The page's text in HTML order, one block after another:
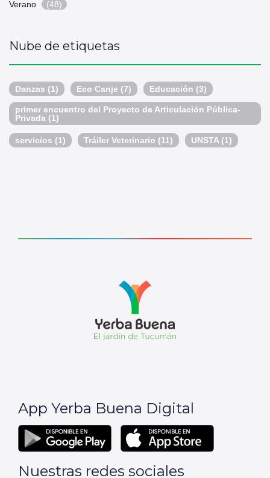
Verano (48)
Nube de etiquetas
Danzas (1) Eco Canje (7) Educación (3)
primer encuentro del Proyecto de Articulación Pública-
Privada (1)
servicios (1) Tráiler Veterinario (11) UNSTA (1)
App Yerba Buena Digital
Nuestras redes sociales